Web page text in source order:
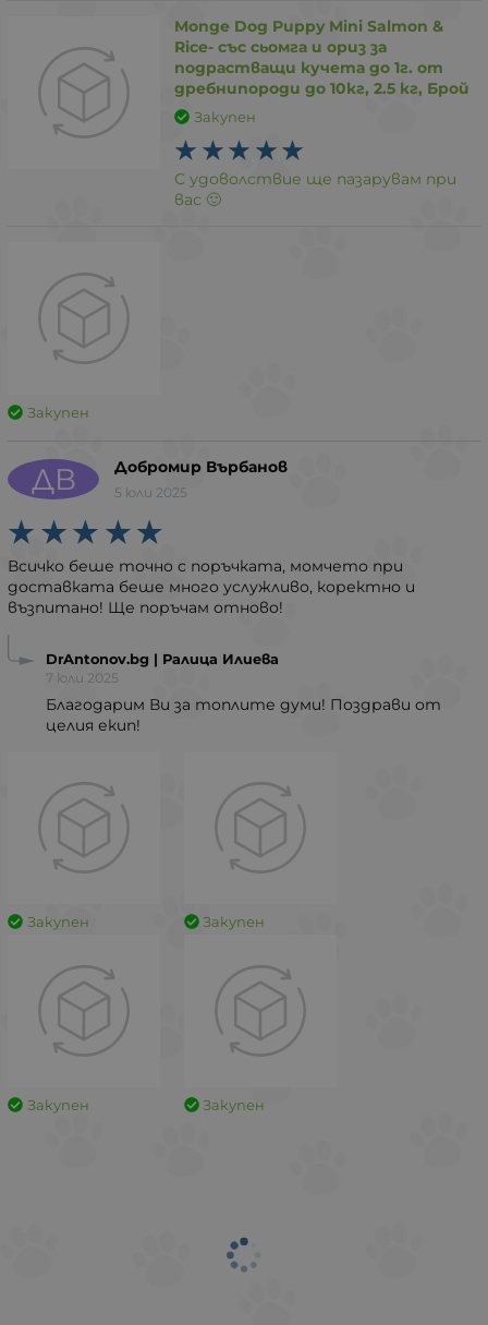
Monge Dog Puppy Mini Salmon &
Rice- със сьомга и ориз за
подрастващи кучета до 1г. от
дребнипороди до 10кг, 2.5 кг, Брой
Закупен
С удоволствие ще пазарувам при
вас 🙂
Закупен
ДВ Добромир Върбанов
5 юли 2025
Всичко беше точно с поръчката, момчето при
доставката беше много услужливо, коректно и
възпитано! Ще поръчам отново!
DrAntonov.bg | Ралица Илиева
7 юли 2025
Благодарим Ви за топлите думи! Поздрави от
целия екип!
Закупен Закупен
Закупен Закупен